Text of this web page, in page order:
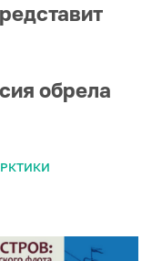
обрела